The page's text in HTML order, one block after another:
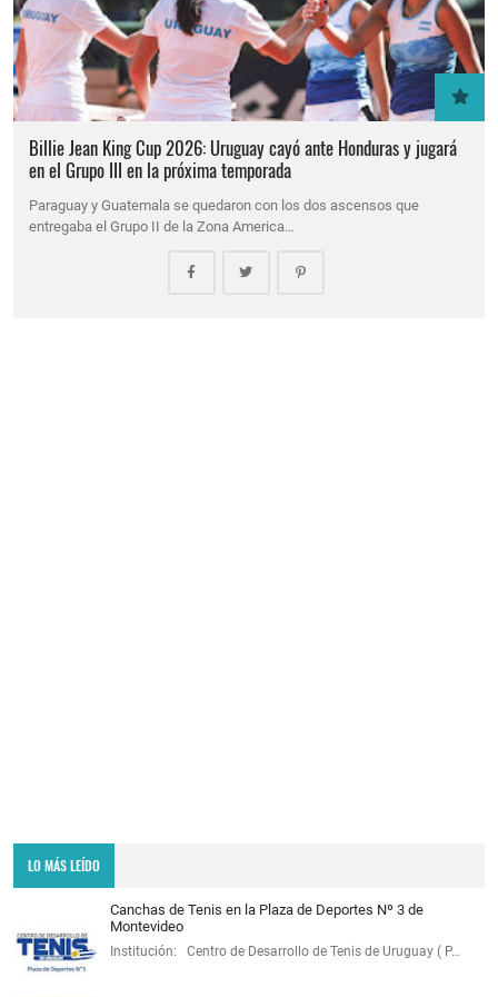
Billie Jean King Cup 2026: Uruguay cayó ante Honduras y jugará
en el Grupo III en la próxima temporada
Paraguay y Guatemala se quedaron con los dos ascensos que
entregaba el Grupo II de la Zona America…
LO MÁS LEÍDO
Canchas de Tenis en la Plaza de Deportes Nº 3 de
Montevideo
Institución: Centro de Desarrollo de Tenis de Uruguay ( P…